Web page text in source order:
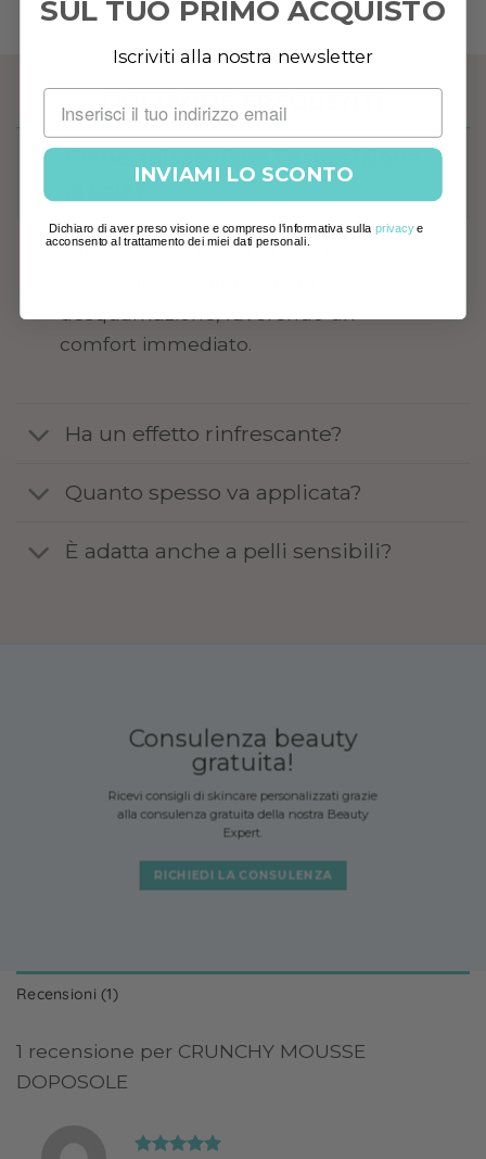
DOMANDE FREQUENTI
al sole?
Calma i rossori, idrata la pelle e
comfort immediato.
Ha un effetto rinfrescante?
Quanto spesso va applicata?
È adatta anche a pelli sensibili?
Consulenza beauty
gratuita!
Ricevi consigli di skincare personalizzati grazie
alla consulenza gratuita della nostra Beauty
Expert.
RICHIEDI LA CONSULENZA
Recensioni (1)
1 recensione per CRUNCHY MOUSSE
DOPOSOLE
SUL TUO PRIMO ACQUISTO
Iscriviti alla nostra newsletter
INVIAMI LO SCONTO
Dichiaro di aver preso visione e compreso l'informativa sulla privacye
acconsento al trattamento dei miei dati personali.